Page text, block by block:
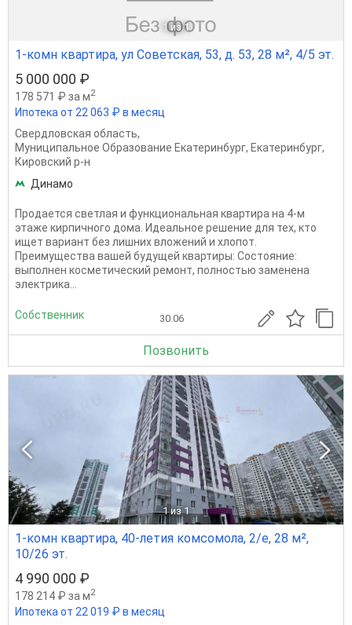
1 из 1
1-комн квартира, ул Советская, 53, д. 53, 28 м², 4/5 эт.
5 000 000 ₽
178 571 ₽ за м2
Ипотека от 22 063 ₽ в месяц
Свердловская область,
Муниципальное Образование Екатеринбург, Екатеринбург,
Кировский р-н
Динамо
Продается светлая и функциональная квартира на 4-м
этаже кирпичного дома. Идеальное решение для тех, кто
ищет вариант без лишних вложений и хлопот.
Преимущества вашей будущей квартиры: Состояние:
выполнен косметический ремонт, полностью заменена
электрика...
Собственник 30.06
Позвонить
1 из 1
1-комн квартира, 40-летия комсомола, 2/е, 28 м²,
10/26 эт.
4 990 000 ₽
178 214 ₽ за м2
Ипотека от 22 019 ₽ в месяц